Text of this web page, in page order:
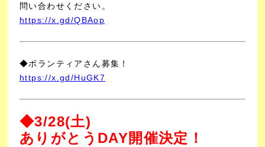
問い合わせください。
https://x.gd/QBAop
◆ボランティアさん募集！
https://x.gd/HuGK7
◆3/28(土)
ありがとうDAY開催決定！